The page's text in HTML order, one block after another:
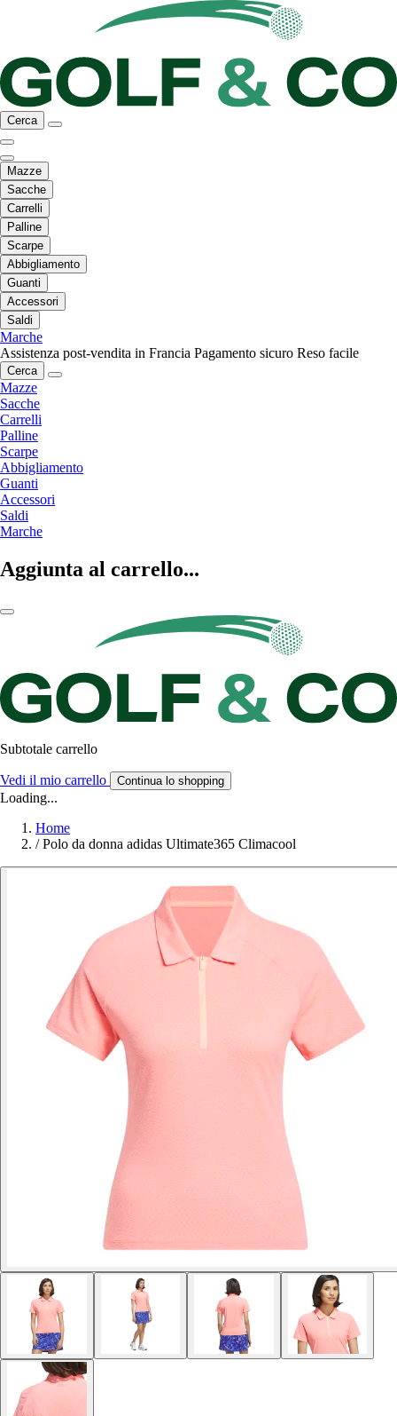
Cerca
Mazze
Sacche
Carrelli
Palline
Scarpe
Abbigliamento
Guanti
Accessori
Saldi
Marche
Assistenza post-vendita in Francia Pagamento sicuro Reso facile
Cerca
Mazze
Sacche
Carrelli
Palline
Scarpe
Abbigliamento
Guanti
Accessori
Saldi
Marche
Aggiunta al carrello...
Subtotale carrello
Vedi il mio carrello Continua lo shopping
Loading...
Home
/ Polo da donna adidas Ultimate365 Climacool